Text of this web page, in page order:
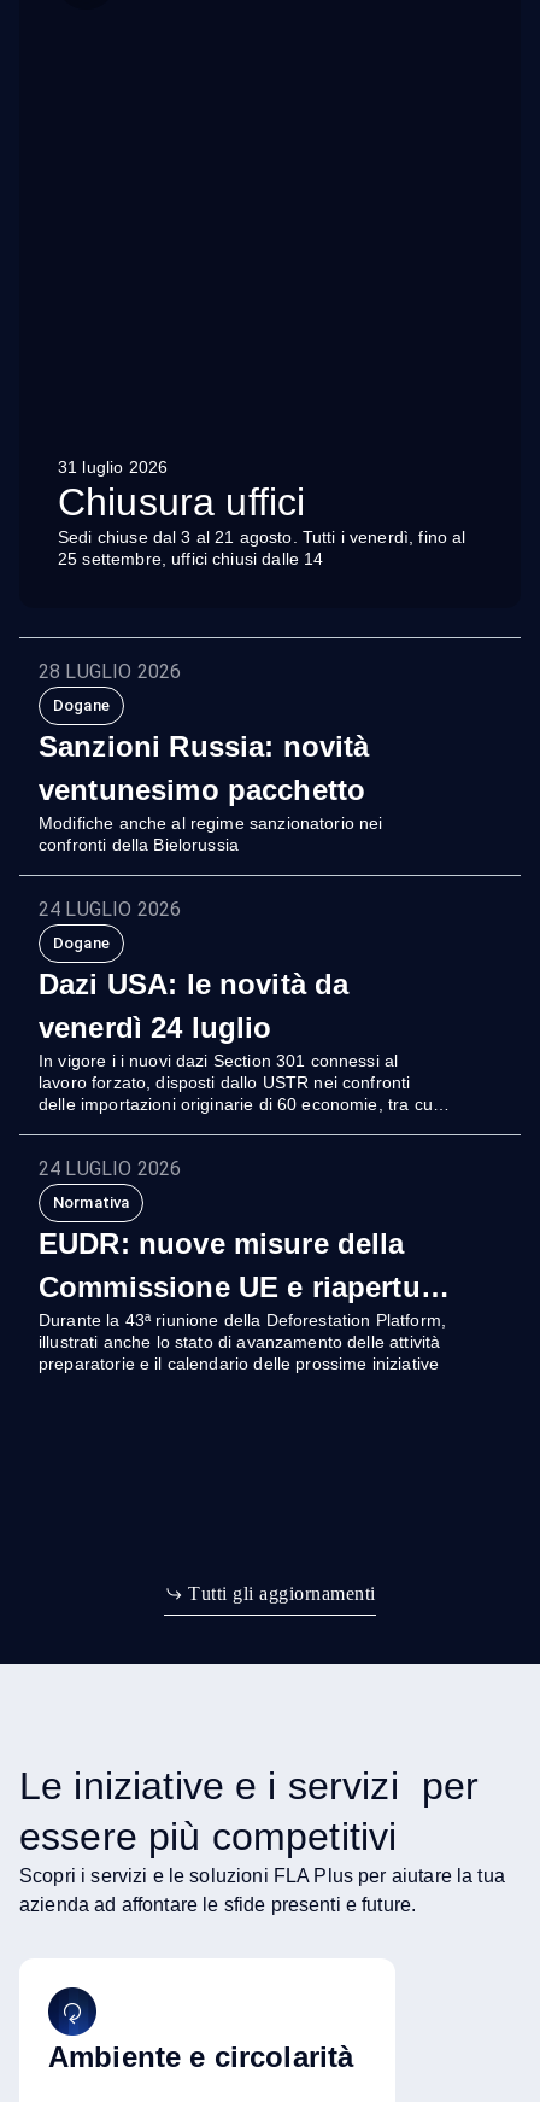
31 luglio 2026
Chiusura uffici
Sedi chiuse dal 3 al 21 agosto. Tutti i venerdì, fino al
25 settembre, uffici chiusi dalle 14
28 LUGLIO 2026
Dogane
Sanzioni Russia: novità
ventunesimo pacchetto
Modifiche anche al regime sanzionatorio nei
confronti della Bielorussia
24 LUGLIO 2026
Dogane
Dazi USA: le novità da
venerdì 24 luglio
In vigore i i nuovi dazi Section 301 connessi al
lavoro forzato, disposti dallo USTR nei confronti
delle importazioni originarie di 60 economie, tra cui
24 LUGLIO 2026
Normativa
EUDR: nuove misure della
Commissione UE e riapertura
del Sistema Informativo
Durante la 43ª riunione della Deforestation Platform,
illustrati anche lo stato di avanzamento delle attività
preparatorie e il calendario delle prossime iniziative
Tutti gli aggiornamenti
T
Le iniziative e i servizi per
essere più competitivi
Scopri i servizi e le soluzioni FLA Plus per aiutare la tua
azienda ad affontare le sfide presenti e future.
Ambiente e circolarità